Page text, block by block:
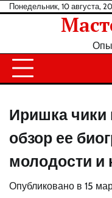
Перейти
Понедельник, 10 августа,
Иришка чики
обзор ее
молодости и
Опубликовано в 15